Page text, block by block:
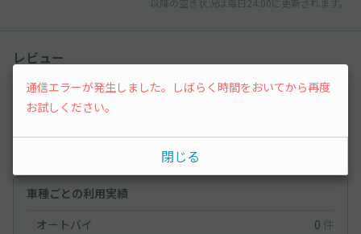
以降の空き状況は毎日24:00に更新されます。
レビュー
4.7
4.7 立地
車種ごとの利用実績
オートバイ
0 件
通信エラーが発生しました。しばらく時間をおいてから再度
お試しください。
閉じる